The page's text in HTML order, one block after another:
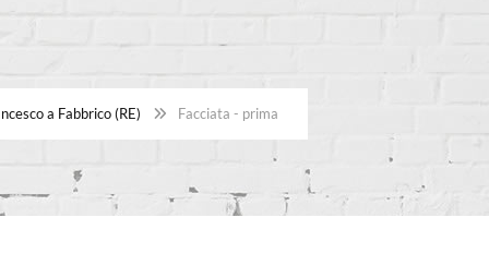
a Fabbrico (RE) Facciata - prima